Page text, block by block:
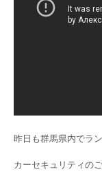
昨日も群馬県内でラ
カーセキュリティの